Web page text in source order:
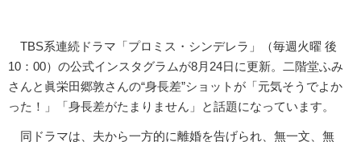
TBS系連続ドラマ「プロミス・シンデレラ」（毎週火曜 後
10：00）の公式インスタグラムが8月24日に更新。二階堂ふみ
さんと眞栄田郷敦さんの“身長差”ショットが「元気そうでよか
った！」「身長差がたまりません」と話題になっています。
同ドラマは、夫から一方的に離婚を告げられ、無一文、無